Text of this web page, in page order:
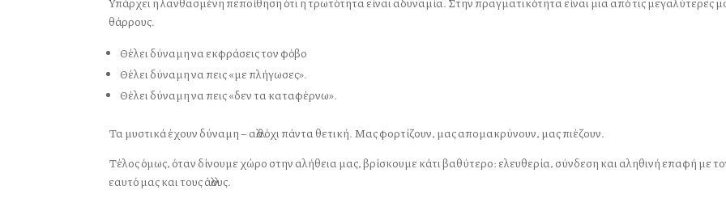
θάρρους.
Θέλει δύναμη να εκφράσεις τον φόβο
Θέλει δύναμη να πεις «με πλήγωσες».
Θέλει δύναμη να πεις «δεν τα καταφέρνω».
Τα μυστικά έχουν δύναμη – αλλά όχι πάντα θετική. Μας φορτίζουν, μας απομακρύνουν, μας πιέζουν.
Τέλος όμως, όταν δίνουμε χώρο στην αλήθεια μας, βρίσκουμε κάτι βαθύτερο: ελευθερία, σύνδεση και αληθινή επαφή με
εαυτό μας και τους άλλους.